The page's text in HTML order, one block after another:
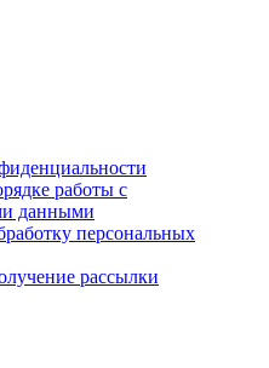
работы с
данными
персональных
рассылки